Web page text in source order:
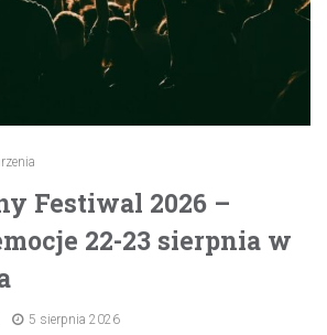
Festiwal 2026 –
22-23 sierpnia w
5 sierpnia 2026